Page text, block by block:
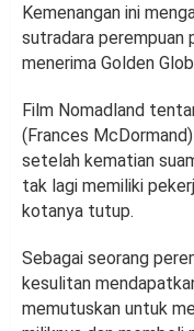
Kemenangan ini
sutradara perempuan
menerima Golden
Film Nomadland
(Frances
setelah kematian
tak lagi memiliki
kotanya tutup.
Sebagai seorang
kesulitan
memutuskan untuk